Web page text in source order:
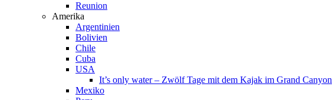
Reunion
Amerika
Argentinien
Bolivien
Chile
Cuba
USA
It’s only water – Zwölf Tage mit dem Kajak im Grand Canyon
Mexiko